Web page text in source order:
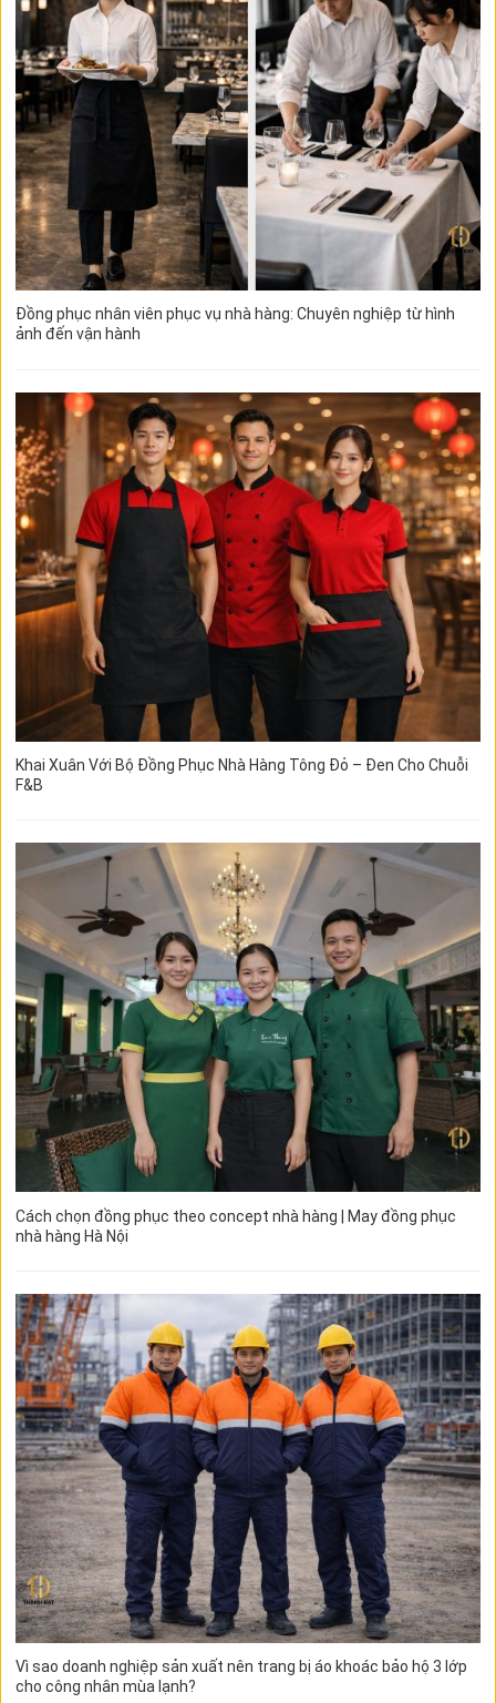
Đồng phục nhân viên phục vụ nhà hàng: Chuyên nghiệp từ hình
ảnh đến vận hành
Khai Xuân Với Bộ Đồng Phục Nhà Hàng Tông Đỏ – Đen Cho Chuỗi
F&B
Cách chọn đồng phục theo concept nhà hàng | May đồng phục
nhà hàng Hà Nội
Vì sao doanh nghiệp sản xuất nên trang bị áo khoác bảo hộ 3 lớp
cho công nhân mùa lạnh?